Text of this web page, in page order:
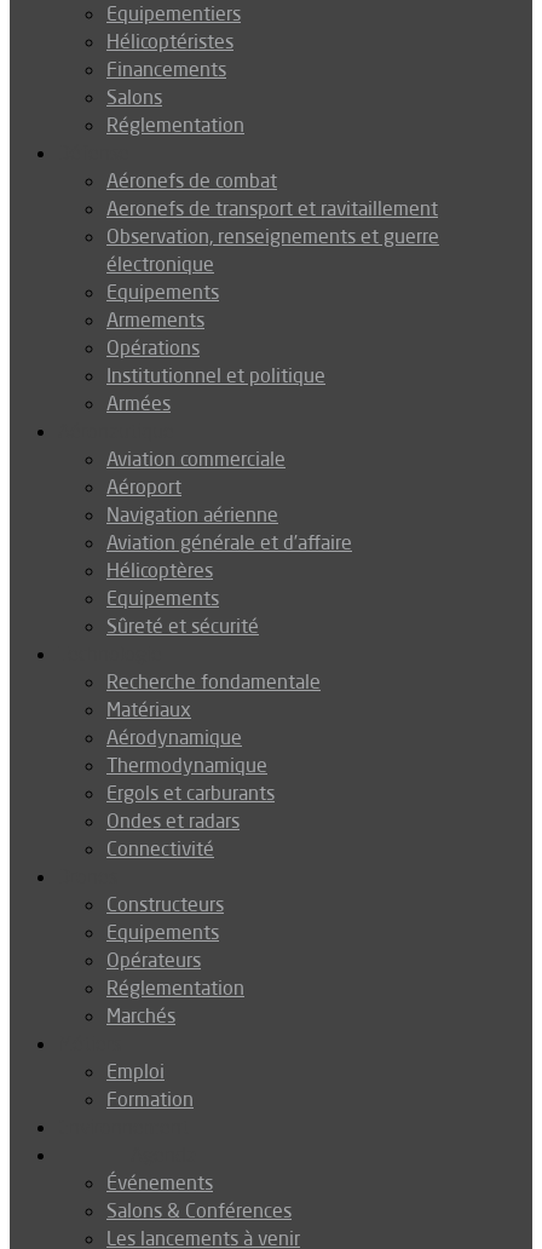
Equipementiers
Hélicoptéristes
Financements
Salons
Réglementation
Aéronefs de combat
Aeronefs de transport et ravitaillement
Observation, renseignements et guerre
électronique
Equipements
Armements
Opérations
Institutionnel et politique
Armées
Aviation commerciale
Aéroport
Navigation aérienne
Aviation générale et d’affaire
Hélicoptères
Equipements
Sûreté et sécurité
Recherche fondamentale
Matériaux
Aérodynamique
Thermodynamique
Ergols et carburants
Ondes et radars
Connectivité
Constructeurs
Equipements
Opérateurs
Réglementation
Marchés
Emploi
Formation
Événements
Salons & Conférences
Les lancements à venir